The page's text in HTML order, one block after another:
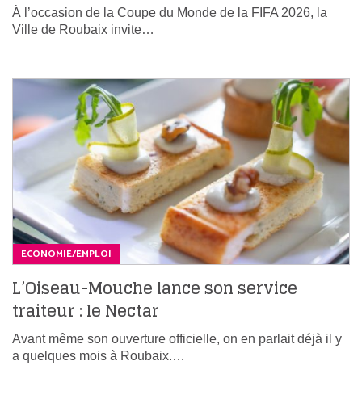
À l’occasion de la Coupe du Monde de la FIFA 2026, la
Ville de Roubaix invite…
ECONOMIE/EMPLOI
L’Oiseau-Mouche lance son service
traiteur : le Nectar
Avant même son ouverture officielle, on en parlait déjà il y
a quelques mois à Roubaix.…